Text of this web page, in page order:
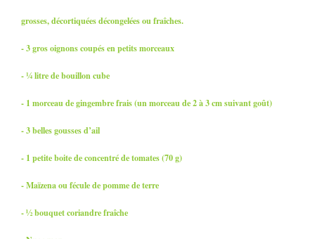
grosses, décortiquées décongelées ou fraîches.
- 3 gros oignons coupés en petits morceaux
- ¼ litre de bouillon cube
- 1 morceau de gingembre frais (un morceau de 2 à 3 cm suivant goût)
- 3 belles gousses d’ail
- 1 petite boite de concentré de tomates (70 g)
- Maïzena ou fécule de pomme de terre
- ½ bouquet coriandre fraîche